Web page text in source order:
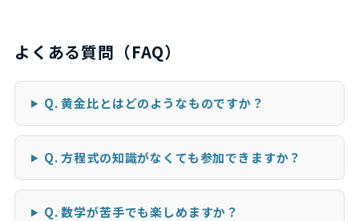
よくある質問（FAQ）
Q. 黄金比とはどのようなものですか？
Q. 方程式の知識がなくても参加できますか？
Q. 数学が苦手でも楽しめますか？